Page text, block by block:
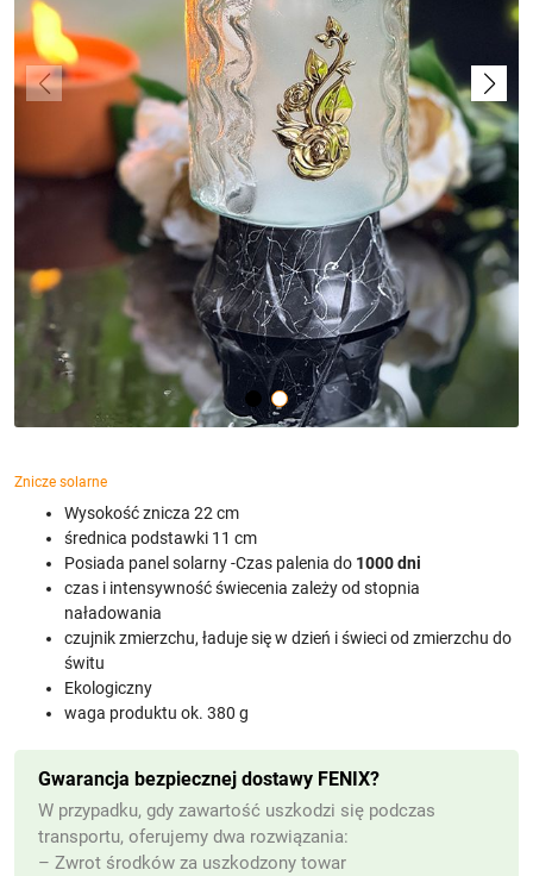
Znicze solarne
Wysokość znicza 22 cm
średnica podstawki 11 cm
Posiada panel solarny -Czas palenia do 1000 dni
czas i intensywność świecenia zależy od stopnia
naładowania
czujnik zmierzchu, ładuje się w dzień i świeci od zmierzchu do
świtu
Ekologiczny
waga produktu ok. 380 g
Gwarancja bezpiecznej dostawy FENIX?
W przypadku, gdy zawartość uszkodzi się podczas
transportu, oferujemy dwa rozwiązania:
– Zwrot środków za uszkodzony towar